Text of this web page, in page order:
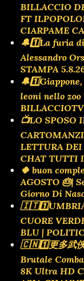
BILLACCIO
FT
CIARPAME
🔔1️⃣La furia
Alessandro
STAMPA
leoni nello zoo
📺LO SPOSO
LETTURA
CHAT TUTTI
🍀 buon
AGOSTO 🎂|
Giorno Di
CUORE
BLU |
🇨🇳1️⃣更多武侠
Brutale
8K Ultra HD